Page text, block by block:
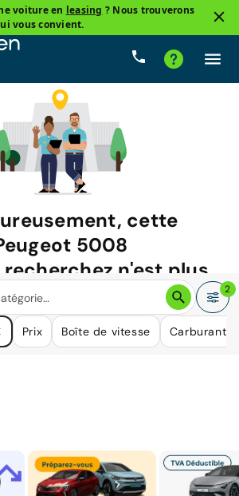
voiture en leasing ? Nous trouverons
vous convient.
cette
5008
n'est plus
disponible.
voitures qui pourraient répondre
à vos besoins.
2
Prix Boîte de vitesse Carburant